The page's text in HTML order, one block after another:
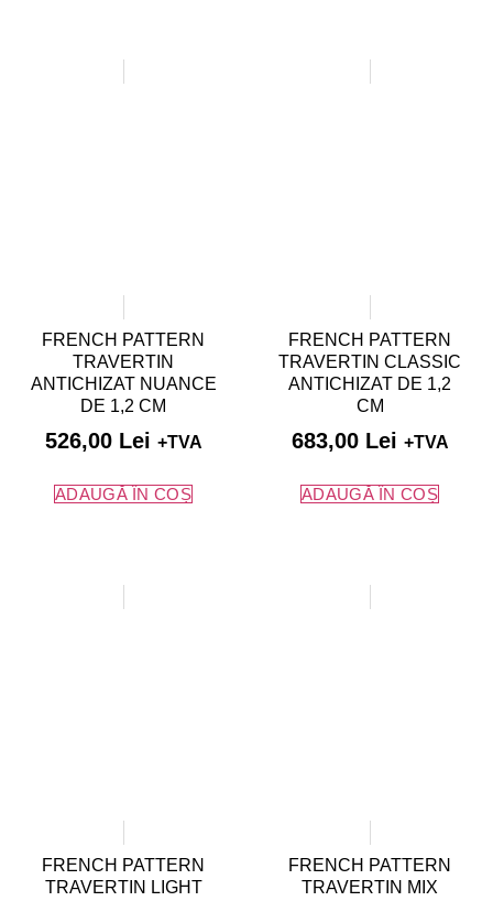
FRENCH PATTERN
TRAVERTIN
ANTICHIZAT NUANCE
DE 1,2 CM
526,00 Lei +TVA
ADAUGĂ ÎN COȘ
FRENCH PATTERN
TRAVERTIN CLASSIC
ANTICHIZAT DE 1,2
CM
683,00 Lei +TVA
ADAUGĂ ÎN COȘ
FRENCH PATTERN
TRAVERTIN LIGHT
FRENCH PATTERN
TRAVERTIN MIX